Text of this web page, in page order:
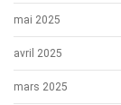
mai 2025
avril 2025
mars 2025